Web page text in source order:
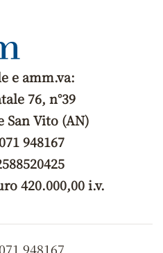
e amm.va:
76, n°39
San Vito (AN)
948167
420.000,00 i.v.
948167